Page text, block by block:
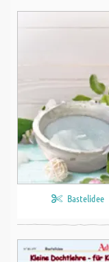
Bastelidee